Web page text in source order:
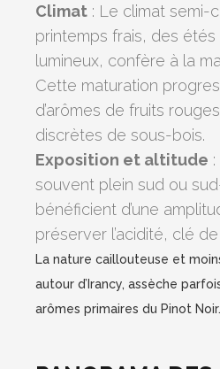
Climat : Le climat semi-
printemps frais, des
lumineux, confère à la
Cette maturation
d’arômes de fruits
discrètes de sous-bois.
Exposition et altitude
souvent plein sud ou
bénéficient d’une
préserver l’acidité, clé
La nature caillouteuse et
autour d’Irancy, assèche
arômes primaires du Pinot Noir.